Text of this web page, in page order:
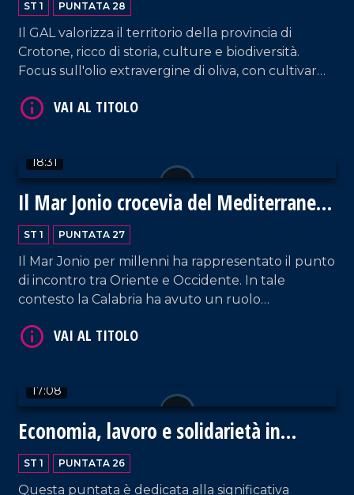
ST 1 PUNTATA 28
Il GAL valorizza il territorio della provincia di
Crotone, ricco di storia, culture e biodiversità.
Focus sull'olio extravergine di oliva, con cultivar
Pennulara, tra le migliori del Mediterraneo.
18:31
Il Mar Jonio crocevia del Mediterraneo,
tra storia, identità, sviluppo
ST 1 PUNTATA 27
Il Mar Jonio per millenni ha rappresentato il punto
di incontro tra Oriente e Occidente. In tale
contesto la Calabria ha avuto un ruolo
diverso, hanno costruito una civiltà jonica che
17:08
Economia, lavoro e solidarietà in
Calabria: cerimonia a Lamezia
ST 1 PUNTATA 26
Questa puntata è dedicata alla significativa
VAI AL TITOLO
VAI AL TITOLO